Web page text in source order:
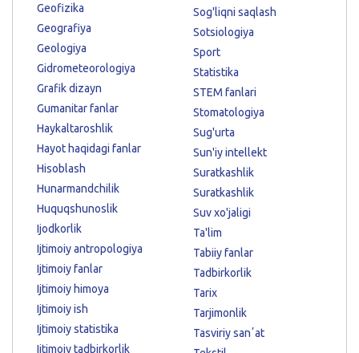
Geofizika
Geografiya
Geologiya
Gidrometeorologiya
Grafik dizayn
Gumanitar fanlar
Haykaltaroshlik
Hayot haqidagi fanlar
Hisoblash
Hunarmandchilik
Huquqshunoslik
Ijodkorlik
Ijtimoiy antropologiya
Ijtimoiy fanlar
Ijtimoiy himoya
Ijtimoiy ish
Ijtimoiy statistika
Ijtimoiy tadbirkorlik
Sog'liqni saqlash
Sotsiologiya
Sport
Statistika
STEM fanlari
Stomatologiya
Sug'urta
Sun'iy intellekt
Suratkashlik
Suratkashlik
Suv xo'jaligi
Ta'lim
Tabiiy fanlar
Tadbirkorlik
Tarix
Tarjimonlik
Tasviriy sanʼat